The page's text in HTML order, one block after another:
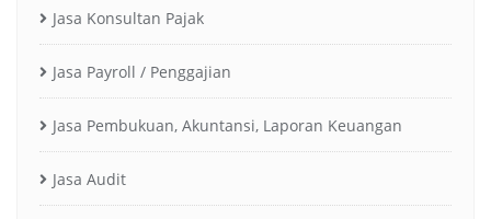
Jasa Konsultan Pajak
Jasa Payroll / Penggajian
Jasa Pembukuan, Akuntansi, Laporan Keuangan
Jasa Audit